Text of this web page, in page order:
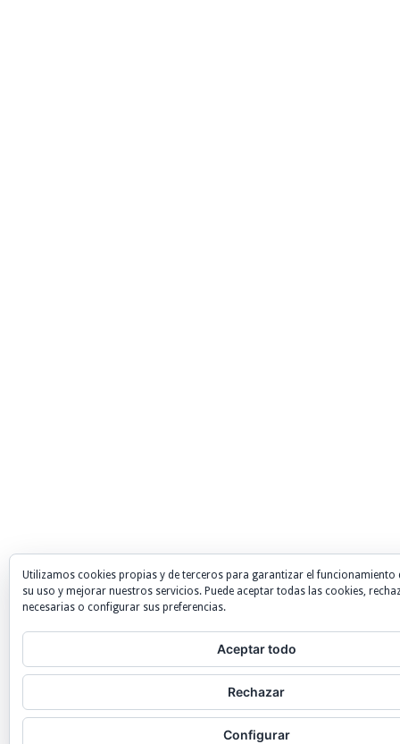
Utilizamos cookies propias y de terceros para garantizar el funcionamiento
su uso y mejorar nuestros servicios. Puede aceptar todas las cookies,
necesarias o configurar sus preferencias.
Aceptar todo
Rechazar
Configurar